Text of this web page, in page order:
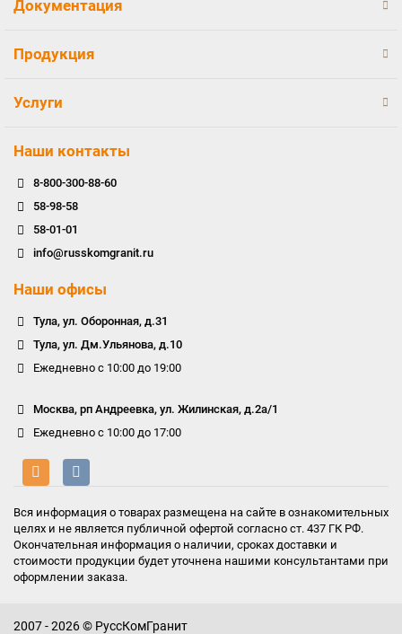
Документация
Продукция
Услуги
Наши контакты
8-800-300-88-60
58-98-58
58-01-01
info@russkomgranit.ru
Наши офисы
Тула, ул. Оборонная, д.31
Тула, ул. Дм.Ульянова, д.10
Ежедневно с 10:00 до 19:00
Москва, рп Андреевка, ул. Жилинская, д.2а/1
Ежедневно с 10:00 до 17:00
Вся информация о товарах размещена на сайте в ознакомительных
целях и не является публичной офертой согласно ст. 437 ГК РФ.
Окончательная информация о наличии, сроках доставки и
стоимости продукции будет уточнена нашими консультантами при
оформлении заказа.
2007 - 2026 © РуссКомГранит